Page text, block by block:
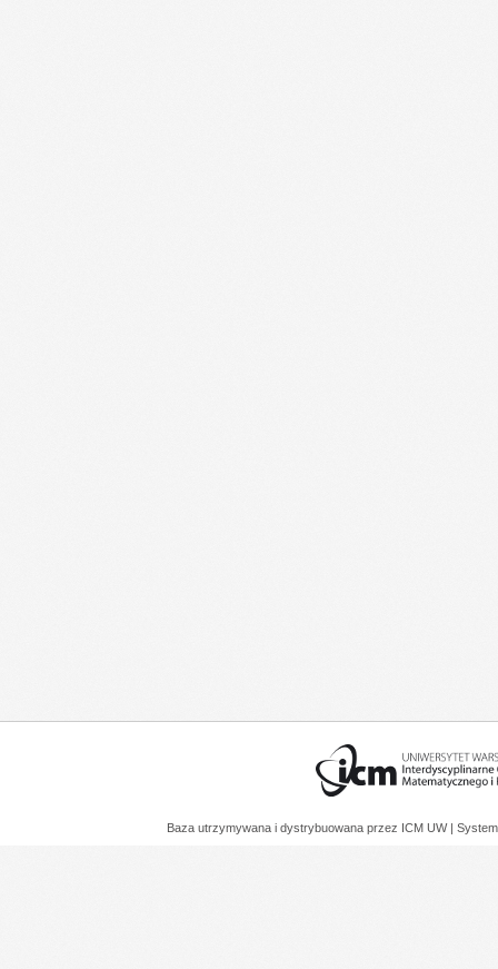
Baza utrzymywana i dystrybuowana przez ICM UW |